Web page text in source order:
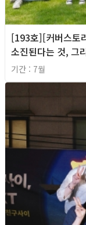
[193호][커버스토
소진된다는 것, 그
기간 : 7월